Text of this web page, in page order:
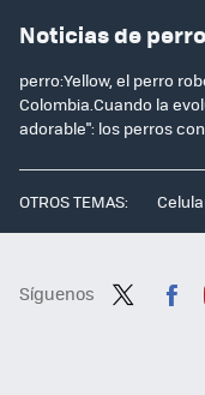
Noticias de
perro:Yellow, el perro
Colombia.Cuando la
adorable": los perros
OTROS TEMAS:
Síguenos